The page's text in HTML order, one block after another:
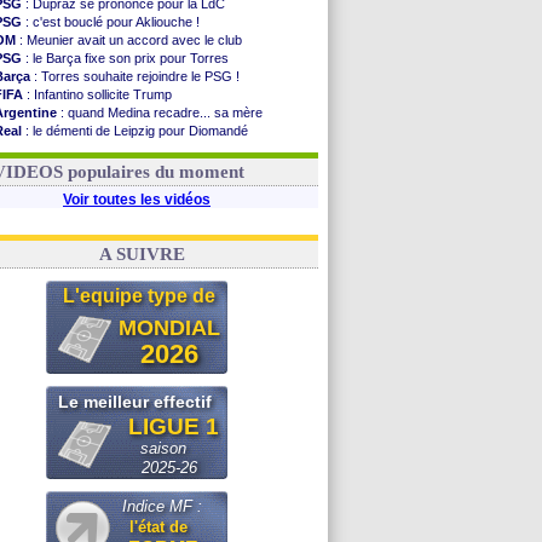
: Dupraz se prononce pour la LdC
: c'est bouclé pour Akliouche !
: Meunier avait un accord avec le club
: le Barça fixe son prix pour Torres
: Torres souhaite rejoindre le PSG !
: Infantino sollicite Trump
: quand Medina recadre... sa mère
: le démenti de Leipzig pour Diomandé
: le conseiller d'Infantino démissionne !
populaires du moment
Voir toutes les vidéos
A SUIVRE
L'equipe type de
MONDIAL
2026
Le meilleur effectif
LIGUE 1
saison
2025-26
Indice MF :
l'état de